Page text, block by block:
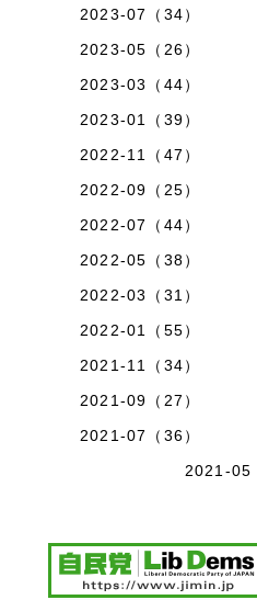
2023-07（34）
2023-05（26）
2023-03（44）
2023-01（39）
2022-11（47）
2022-09（25）
2022-07（44）
2022-05（38）
2022-03（31）
2022-01（55）
2021-11（34）
2021-09（27）
2021-07（36）
2021-05